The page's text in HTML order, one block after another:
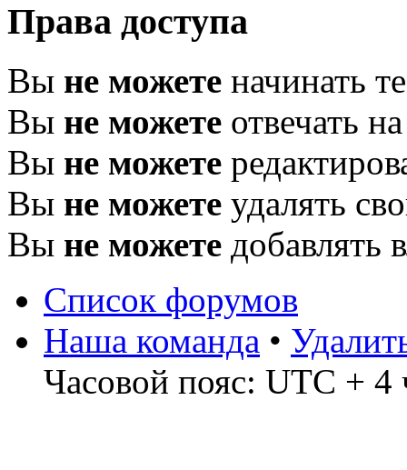
Права доступа
Вы не можете начинать
Вы не можете отвечать
Вы не можете
Вы не можете удалять
Вы не можете добавлять
Список форумов
Наша команда •
Часовой пояс: UTC + 4